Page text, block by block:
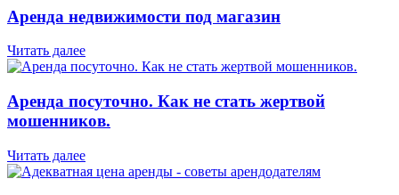
Аренда недвижимости под магазин
Читать далее
Аренда посуточно. Как не стать жертвой
мошенников.
Читать далее